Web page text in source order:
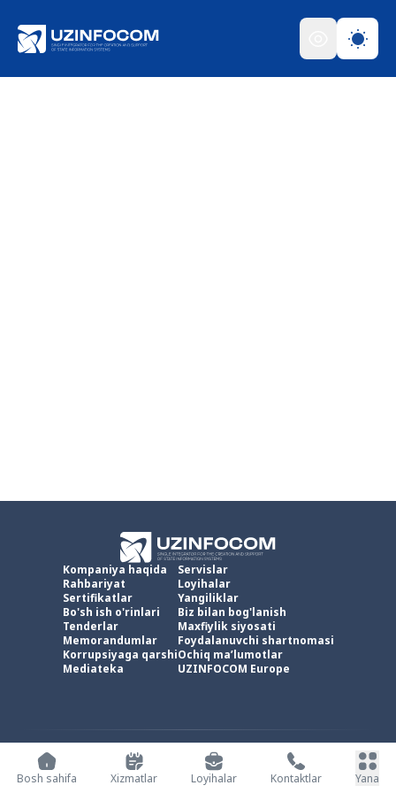
Kompaniya haqida
Rahbariyat
Sertifikatlar
Bo'sh ish o'rinlari
Tenderlar
Memorandumlar
Korrupsiyaga qarshi
Mediateka
Servislar
Loyihalar
Yangiliklar
Biz bilan bog'lanish
Maxfiylik siyosati
Foydalanuvchi shartnomasi
Ochiq ma’lumotlar
UZINFOCOM Europe
UZINFOCOM © 2002 -
Barcha huquqlar himoyalangan
Bosh sahifa
Xizmatlar Loyihalar Kontaktlar Yana